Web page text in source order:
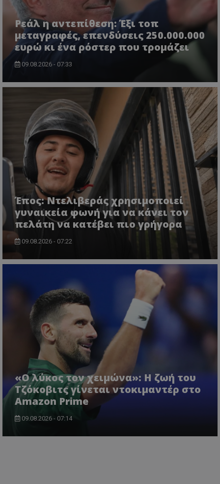
Ρεάλ η αντεπίθεση: Έξι τοπ
μεταγραφές, επενδύσεις 250.000.000
ευρώ κι ένα ρόστερ που τρομάζει
09.08.2026 - 07:33
Έπος: Ντελιβεράς χρησιμοποιεί
γυναικεία φωνή για να κάνει τον
πελάτη να κατέβει πιο γρήγορα
09.08.2026 - 07:22
«Ο λύκος τον χειμώνα»: Η ζωή του
Τζόκοβιτς γίνεται ντοκιμαντέρ στο
Amazon Prime
09.08.2026 - 07:14